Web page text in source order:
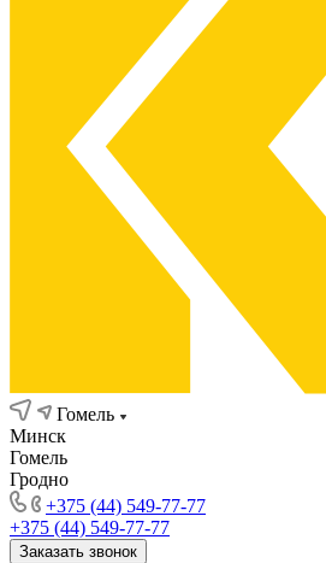
Гомель
Минск
Гомель
Гродно
+375 (44) 549-77-77
+375 (44) 549-77-77
Заказать звонок